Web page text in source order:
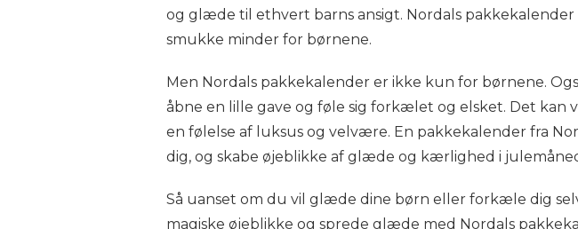
og glæde til ethvert barns ansigt. Nordals
smukke minder for børnene.
Men Nordals pakkekalender er ikke kun for børnene.
åbne en lille gave og føle sig forkælet og elsket. Det
en følelse af luksus og velvære. En pakkekalender fra
dig, og skabe øjeblikke af glæde og kærlighed i
Så uanset om du vil glæde dine børn eller forkæle dig
magiske øjeblikke og sprede glæde med Nordals